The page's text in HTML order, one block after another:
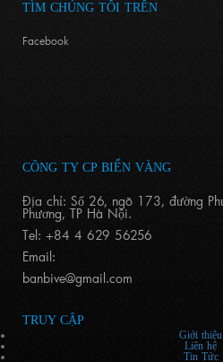
TÌM CHÚNG TÔI TRÊN
Facebook
CÔNG TY CP BIỂN VÀNG
Địa chỉ: Số 26, ngõ 173, đường
Phương, TP Hà Nội.
Tel: +84 4 629 56256
Email:
banbive@gmail.com
TRUY CẬP
Giới thiệu
Liên hệ
Tin Tức